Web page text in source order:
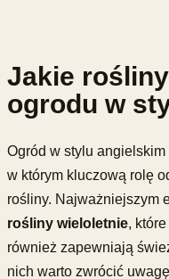
Jakie
ogrodu w
Ogród w stylu angielskim
w którym kluczową rolę
rośliny. Najważniejszym
rośliny wieloletnie,
również zapewniają
nich warto zwrócić